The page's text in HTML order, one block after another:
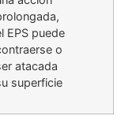
EPS puede
o
atacada
superficie